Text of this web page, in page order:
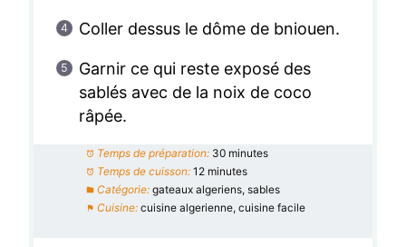
Coller dessus le dôme de bniouen.
Garnir ce qui reste exposé des
sablés avec de la noix de coco
râpée.
Temps de préparation: 30 minutes
Temps de cuisson: 12 minutes
Catégorie: gateaux algeriens, sables
Cuisine: cuisine algerienne, cuisine facile